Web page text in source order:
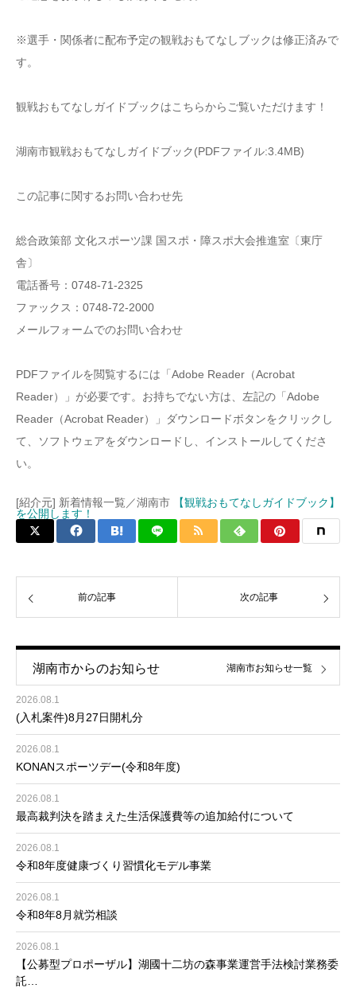
※選手・関係者に配布予定の観戦おもてなしブックは修正済みで
す。
観戦おもてなしガイドブックはこちらからご覧いただけます！
湖南市観戦おもてなしガイドブック(PDFファイル:3.4MB)
この記事に関するお問い合わせ先
総合政策部 文化スポーツ課 国スポ・障スポ大会推進室〔東庁
舎〕
電話番号：0748-71-2325
ファックス：0748-72-2000
メールフォームでのお問い合わせ
PDFファイルを閲覧するには「Adobe Reader（Acrobat
Reader）」が必要です。お持ちでない方は、左記の「Adobe
Reader（Acrobat Reader）」ダウンロードボタンをクリックし
て、ソフトウェアをダウンロードし、インストールしてくださ
い。
[紹介元] 新着情報一覧／湖南市
【観戦おもてなしガイドブック】
を公開します！
前の記事 次の記事
湖南市からのお知らせ
2026.08.1
(入札案件)8月27日開札分
2026.08.1
KONANスポーツデー(令和8年度)
2026.08.1
最高裁判決を踏まえた生活保護費等の追加給付について
2026.08.1
令和8年度健康づくり習慣化モデル事業
2026.08.1
令和8年8月就労相談
2026.08.1
【公募型プロポーザル】湖國十二坊の森事業運営手法検討業務委
託…
湖南市お知らせ一覧